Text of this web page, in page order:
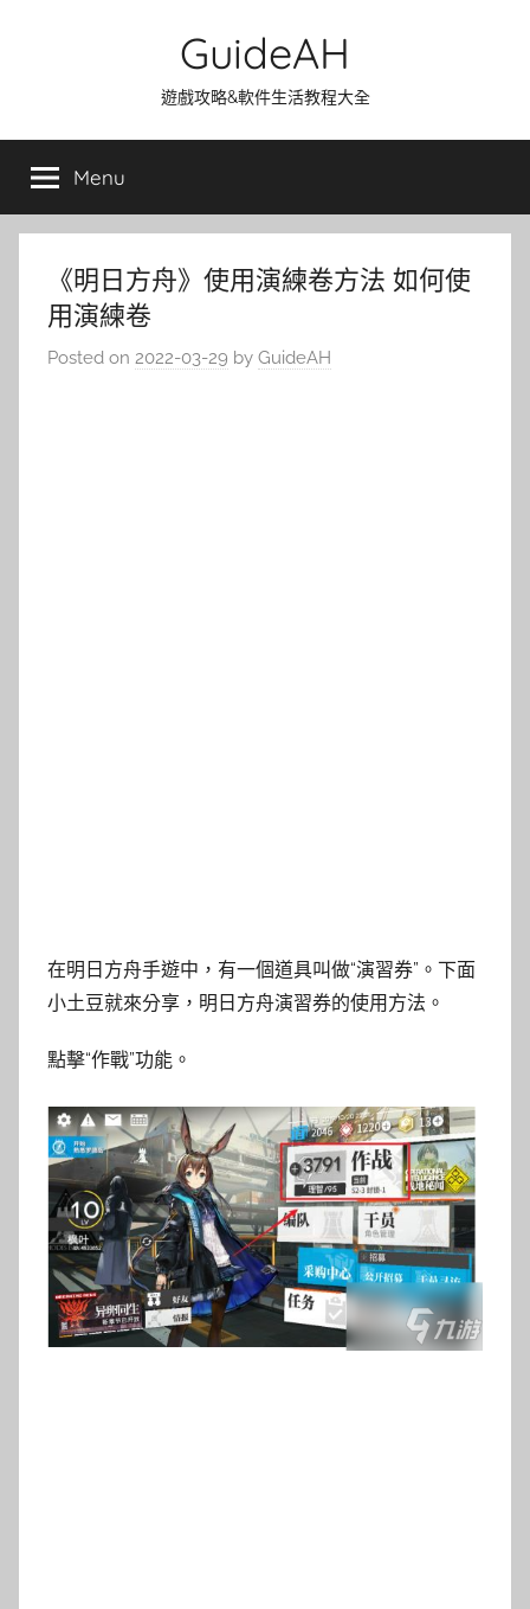
GuideAH
遊戲攻略&軟件生活教程大全
Menu
《明日方舟》使用演練卷方法 如何使
用演練卷
Posted on 2022-03-29 by GuideAH
在明日方舟手遊中，有一個道具叫做“演習券”。下面
小土豆就來分享，明日方舟演習券的使用方法。
點擊“作戰”功能。